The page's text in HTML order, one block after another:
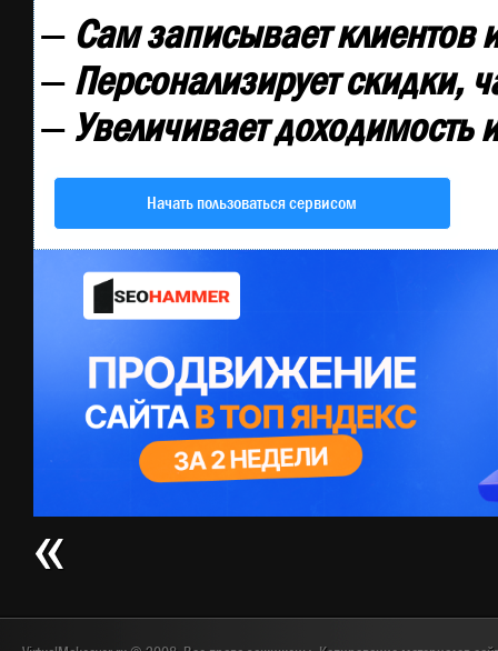
— Сам записывает клиентов
— Персонализирует скидки,
— Увеличивает доходимость
Начать пользоваться сервисом